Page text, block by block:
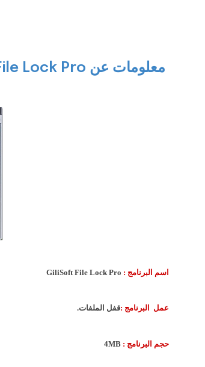
معلومات عن GiliSoft File Lock Pro :
اسم البرنامج :
عمل البرنامج :قفل الملفات.
حجم البرنامج :